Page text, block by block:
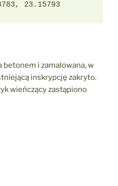
23.15793
betonem i zamalowana, w
inskrypcję zakryto.
wieńczący zastąpiono